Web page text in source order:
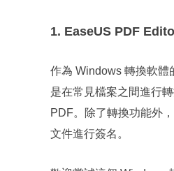
1. EaseUS PDF
作為 Windows 轉換軟體
是在常見檔案之間進行
PDF。除了轉換功能外
文件進行簽名。